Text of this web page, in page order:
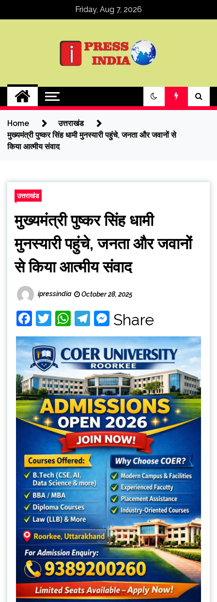
Friday, Aug 7, 2026
ipressindia
Home
उत्तराखंड
मुख्यमंत्री पुष्कर सिंह धामी मुनस्यारी पहुंचे, जनता और जवानों से
किया आत्मीय संवाद
उत्तराखंड
मुख्यमंत्री पुष्कर सिंह धामी
मुनस्यारी पहुंचे, जनता और जवानों
से किया आत्मीय संवाद
ipressindia October 28, 2025
Facebook
Twitter
WhatsApp
Telegram
Messenger
Share